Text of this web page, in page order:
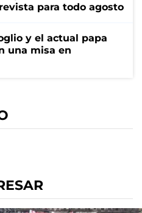
para todo agosto
y el actual papa
una misa en